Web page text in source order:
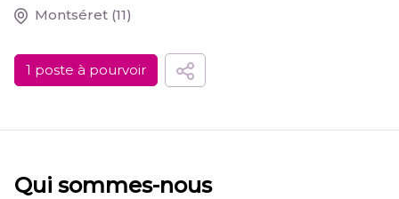
Montséret (11)
1 poste à pourvoir
Qui sommes-nous